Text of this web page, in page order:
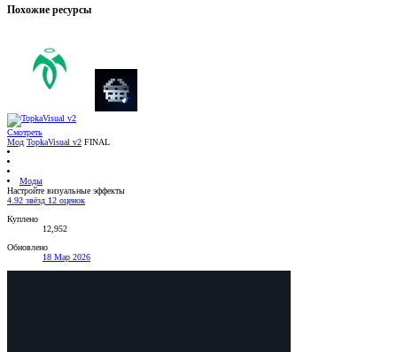
Похожие ресурсы
Смотреть
Мод TopkaVisual v2 FINAL
Моды
Настройте визуальные эффекты
4.92 звёзд 12 оценок
Куплено
12,952
Обновлено
18 Мар 2026